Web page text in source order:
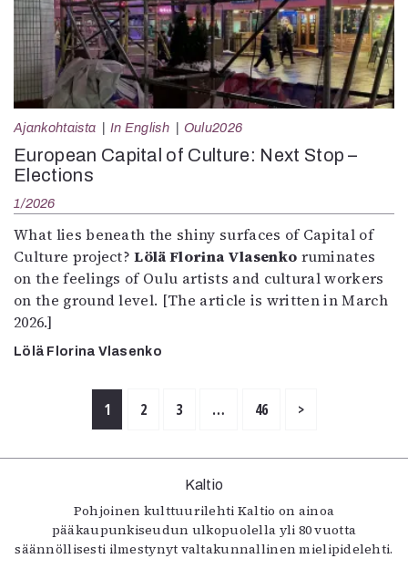
Ajankohtaista In English Oulu2026
European Capital of Culture: Next Stop –
Elections
1/2026
What lies beneath the shiny surfaces of Capital of
Culture project?Lölä Florina Vlasenko ruminates
on the feelings of Oulu artists and cultural workers
on the ground level. [The article is written in March
2026.]
Lölä Florina Vlasenko
1 2 3 … 46 >
Kaltio
Pohjoinen kulttuurilehti Kaltio on ainoa
pääkaupunkiseudun ulkopuolella yli 80 vuotta
säännöllisesti ilmestynyt valtakunnallinen mielipidelehti.